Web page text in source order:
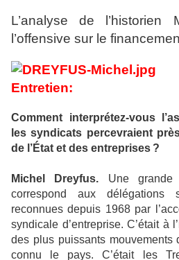
L’analyse de l’historien
l’offensive sur le
Entretien:
Comment interprétez-vous
les syndicats percevraient
de l’État et des entreprises ?
Michel Dreyfus. Une grande
correspond aux délégations
reconnues depuis 1968 par
syndicale d’entreprise. C’était à
des plus puissants mouvements
connu le pays. C’était les